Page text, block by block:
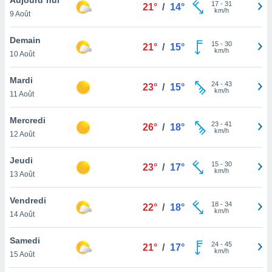
et
»,
au
vous
qu'ils
ou
le
ainsi
un
la
du
9 Août
21° / 14° 17- 31
km/h
Demain
10 Août
21° / 15° 15- 30
km/h
Mardi
11 Août
23° / 15° 24- 43
km/h
Mercredi
12 Août
26° / 18° 23- 41
km/h
Jeudi
13 Août
23° / 17° 15- 30
km/h
Vendredi
14 Août
22° / 18° 18- 34
km/h
Samedi
15 Août
21° / 17° 24- 45
km/h